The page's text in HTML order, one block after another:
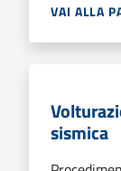
VAI ALLA
sismica